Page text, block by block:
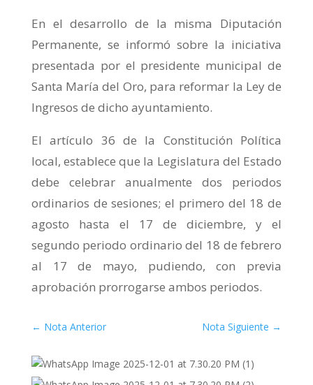
En el desarrollo de la misma Diputación
Permanente, se informó sobre la iniciativa
presentada por el presidente municipal de
Santa María del Oro, para reformar la Ley de
Ingresos de dicho ayuntamiento.
El artículo 36 de la Constitución Política
local, establece que la Legislatura del Estado
debe celebrar anualmente dos periodos
ordinarios de sesiones; el primero del 18 de
agosto hasta el 17 de diciembre, y el
segundo periodo ordinario del 18 de febrero
al 17 de mayo, pudiendo, con previa
aprobación prorrogarse ambos periodos.
← Nota Anterior Nota Siguiente →